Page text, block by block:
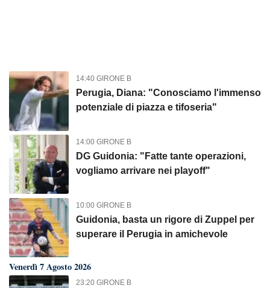
14:40 GIRONE B
Perugia, Diana: "Conosciamo l'immenso
potenziale di piazza e tifoseria"
14:00 GIRONE B
DG Guidonia: "Fatte tante operazioni,
vogliamo arrivare nei playoff"
10:00 GIRONE B
Guidonia, basta un rigore di Zuppel per
superare il Perugia in amichevole
Venerdì 7 Agosto 2026
23:20 GIRONE B